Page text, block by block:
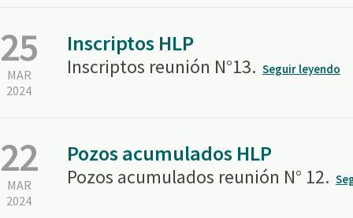
25
MAR
2024
Inscriptos HLP
Inscriptos reunión N°13. Seguir leyendo
22
MAR
2024
Pozos acumulados HLP
Pozos acumulados reunión N° 12.